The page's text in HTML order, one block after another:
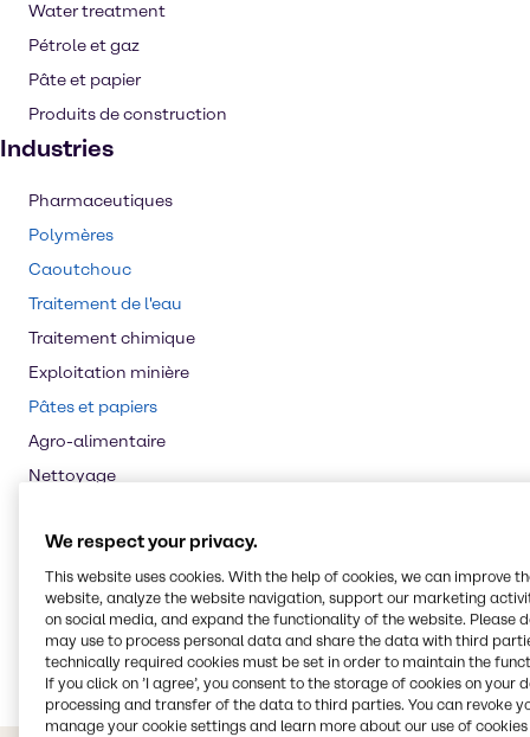
Water treatment
Pétrole et gaz
Pâte et papier
Produits de construction
Industries
Pharmaceutiques
Polymères
Caoutchouc
Traitement de l'eau
Traitement chimique
Exploitation minière
Pâtes et papiers
Agro-alimentaire
Nettoyage
Cosmétiques
Alimentation et nutrition
Lubrifiants
Energy Services
We respect your privacy.
This website uses cookies. With the help of cookies, we can improve
website, analyze the website navigation, support our marketing
on social media, and expand the functionality of the website. Please
may use to process personal data and share the data with third
technically required cookies must be set in order to maintain the
If you click on ’I agree’, you consent to the storage of cookies on your
processing and transfer of the data to third parties. You can revoke
manage your cookie settings and learn more about our use of cookies